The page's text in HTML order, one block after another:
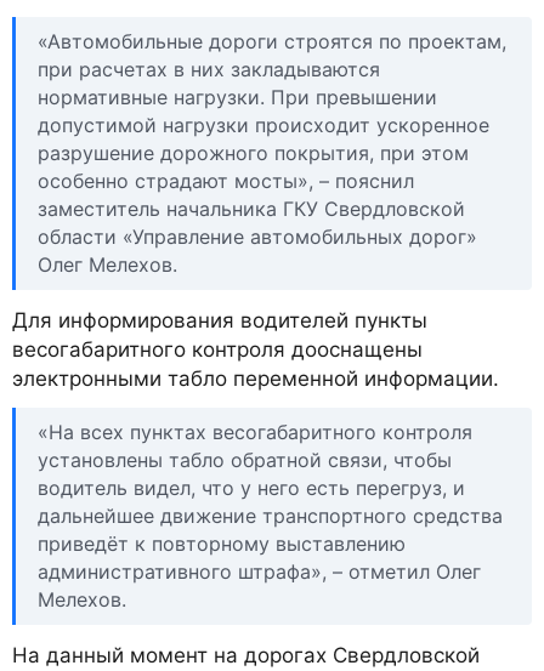
«Автомобильные дороги строятся по проектам,
при расчетах в них закладываются
нормативные нагрузки. При превышении
допустимой нагрузки происходит ускоренное
разрушение дорожного покрытия, при этом
особенно страдают мосты», – пояснил
заместитель начальника ГКУ Свердловской
области «Управление автомобильных дорог»
Олег Мелехов.
Для информирования водителей пункты
весогабаритного контроля дооснащены
электронными табло переменной информации.
«На всех пунктах весогабаритного контроля
установлены табло обратной связи, чтобы
водитель видел, что у него есть перегруз, и
дальнейшее движение транспортного средства
приведёт к повторному выставлению
административного штрафа», – отметил Олег
Мелехов.
На данный момент на дорогах Свердловской